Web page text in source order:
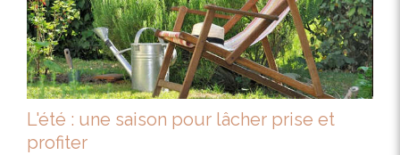
L'été : une saison pour lâcher prise et
profiter